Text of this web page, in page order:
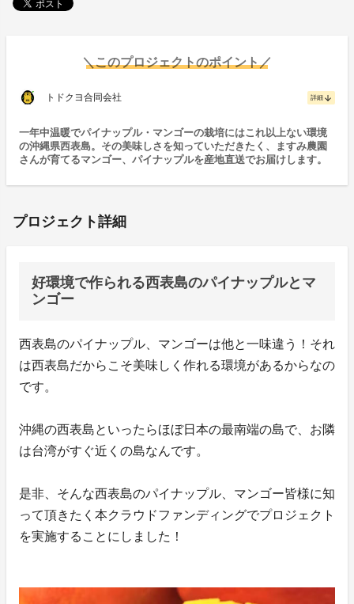
＼このプロジェクトのポイント／
トドクヨ合同会社 詳細 arrow_downward
一年中温暖でパイナップル・マンゴーの栽培にはこれ以上ない環境
の沖縄県西表島。その美味しさを知っていただきたく、ますみ農園
さんが育てるマンゴー、パイナップルを産地直送でお届けします。
プロジェクト詳細
好環境で作られる西表島のパイナップルとマ
ンゴー
西表島のパイナップル、マンゴーは他と一味違う！それ
は西表島だからこそ美味しく作れる環境があるからなの
です。
沖縄の西表島といったらほぼ日本の最南端の島で、お隣
は台湾がすぐ近くの島なんです。
是非、そんな西表島のパイナップル、マンゴー皆様に知
って頂きたく本クラウドファンディングでプロジェクト
を実施することにしました！